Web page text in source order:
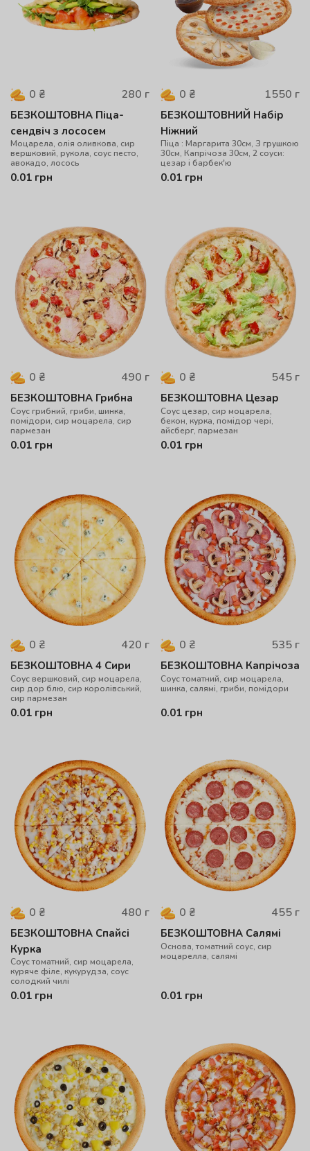
0 ₴ 280 г
БЕЗКОШТОВНА Піца-
сендвіч з лососем
Моцарела, олія оливкова, сир
вершковий, рукола, соус песто,
авокадо, лосось
0.01 грн
0 ₴ 1550 г
БЕЗКОШТОВНИЙ Набір
Ніжний
Піца : Маргарита 30см, З грушкою
30см, Капрічоза 30см, 2 соуси:
цезар і барбек'ю
0.01 грн
0 ₴ 490 г
БЕЗКОШТОВНА Грибна
Cоус грибний, гриби, шинка,
помідори, сир моцарела, сир
пармезан
0.01 грн
0 ₴ 545 г
БЕЗКОШТОВНА Цезар
Соус цезар, сир моцарела,
бекон, курка, помідор чері,
айсберг, пармезан
0.01 грн
0 ₴ 420 г
БЕЗКОШТОВНА 4 Сири
Cоус вершковий, сир моцарела,
сир дор блю, сир королівський,
сир пармезан
0.01 грн
0 ₴ 535 г
БЕЗКОШТОВНА Капрічоза
Соус томатний, сир моцарела,
шинка, салямі, гриби, помідори
0.01 грн
0 ₴ 480 г
БЕЗКОШТОВНА Спайсі
Курка
Соус томатний, сир моцарела,
куряче філе, кукурудза, соус
солодкий чилі
0.01 грн
0 ₴ 455 г
БЕЗКОШТОВНА Салямі
Основа, томатний соус, сир
моцарелла, салямі
0.01 грн